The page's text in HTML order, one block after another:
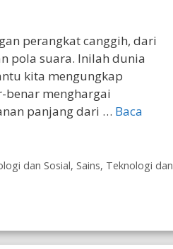
perangkat canggih, dari
pola suara. Inilah dunia
kita mengungkap
benar menghargai
panjang dari … Baca
dan Sosial, Sains, Teknologi dan